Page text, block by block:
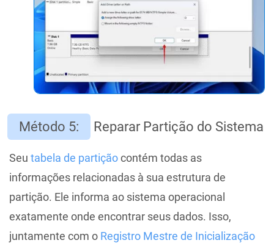
Método 5: Reparar Partição do Sistema
Seu tabela de partiçãocontém todas as
informações relacionadas à sua estrutura de
partição. Ele informa ao sistema operacional
exatamente onde encontrar seus dados. Isso,
juntamente com o Registro Mestre de Inicialização